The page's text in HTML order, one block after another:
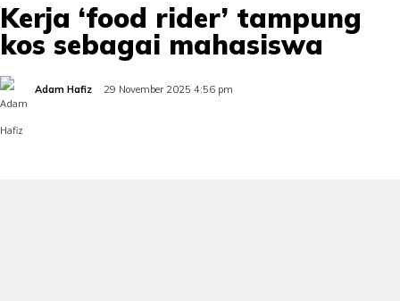
Kerja ‘food rider’ tampung
kos sebagai mahasiswa
Adam Hafiz 29 November 2025 4:56 pm